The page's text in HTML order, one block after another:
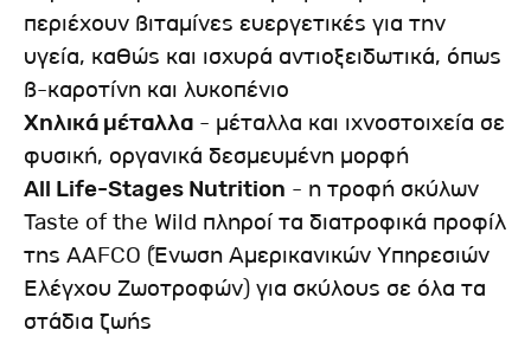
περιέχουν βιταμίνες ευεργετικές για την
υγεία, καθώς και ισχυρά αντιοξειδωτικά, όπως
β-καροτίνη και λυκοπένιο
Χηλικά μέταλλα - μέταλλα και ιχνοστοιχεία σε
φυσική, οργανικά δεσμευμένη μορφή
All Life-Stages Nutrition - η τροφή σκύλων
Taste of the Wild πληροί τα διατροφικά προφίλ
της AAFCO (Ένωση Αμερικανικών Υπηρεσιών
Ελέγχου Ζωοτροφών) για σκύλους σε όλα τα
στάδια ζωής